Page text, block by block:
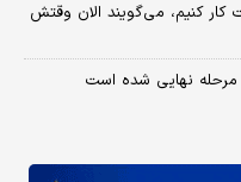
کار کنیم، می‌گویند الان وقتش
مرحله نهایی شده است